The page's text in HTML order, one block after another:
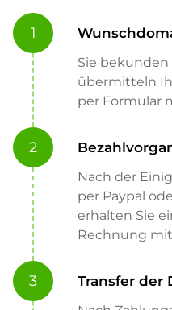
1
Sie
übermitteln
per Formular
2
Nach der
per Paypal
erhalten Sie
Rechnung
3 Transfer der